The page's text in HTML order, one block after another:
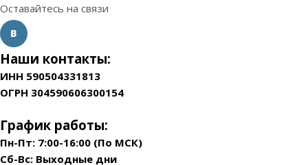
Оставайтесь на связи
Наши контакты:
ИНН 590504331813
ОГРН 304590606300154
График работы:
Пн-Пт: 7:00-16:00 (По МСК)
Сб-Вс: Выходные дни